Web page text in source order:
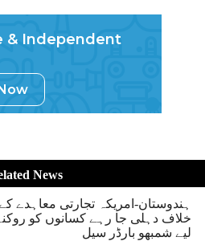
& Independent
News
ہندوستان-امریکہ تجارتی معاہدے
خلاف دہلی جا رہے کسانوں کو
لیے شمبھو بارڈر سیل